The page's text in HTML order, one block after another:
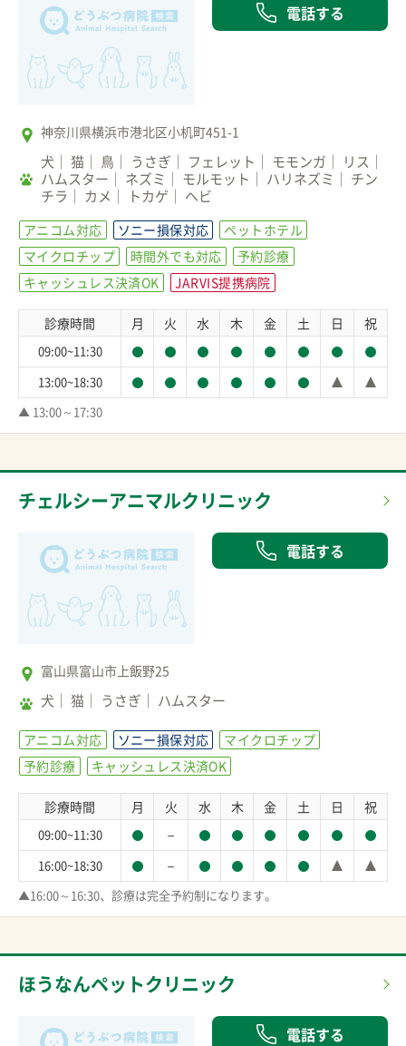
電話する
神奈川県横浜市港北区小机町451-1
犬 猫 鳥 うさぎ フェレット モモンガ
リス
ハムスター
ネズミ モルモット ハリネズミ
チン
チラ
カメ トカゲ ヘビ
アニコム対応 ソニー損保対応
ペットホテル
マイクロチップ
時間外でも対応
予約診療
キャッシュレス決済OK
JARVIS提携病院
診療時間 月 火 水 木 金 土 日 祝
09:00~11:30
13:00~18:30
▲ 13:00～17:30
チェルシーアニマルクリニック
電話する
富山県富山市上飯野25
犬 猫 うさぎ ハムスター
アニコム対応 ソニー損保対応
マイクロチップ
予約診療
キャッシュレス決済OK
診療時間 月 火 水 木 金 土 日 祝
09:00~11:30 －
16:00~18:30 －
▲16:00～16:30、診療は完全予約制になります。
ほうなんペットクリニック
電話する